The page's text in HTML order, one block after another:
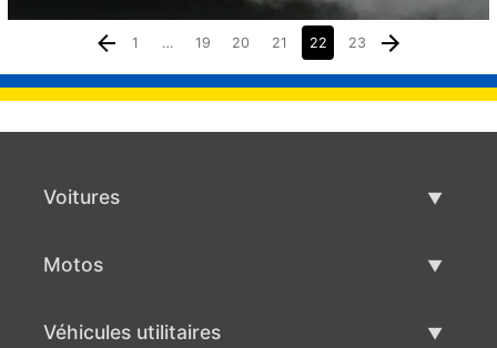
1 … 19 20 21 22 23
Voitures
Motos
Véhicules utilitaires